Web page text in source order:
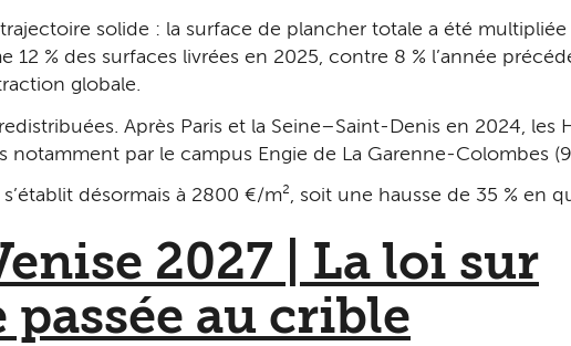
solide : la surface de plancher totale a été multipliée
% des surfaces livrées en 2025, contre 8 % l’année
globale.
Après Paris et la Seine–Saint-Denis en 2024,
notamment par le campus Engie de La Garenne-Colombes
désormais à 2 800 €/m², soit une hausse de 35 % en
2027 | La loi sur
passée au crible